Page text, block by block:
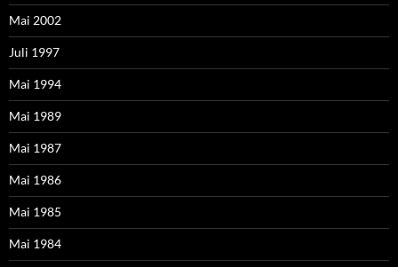
Mai 2002
Juli 1997
Mai 1994
Mai 1989
Mai 1987
Mai 1986
Mai 1985
Mai 1984